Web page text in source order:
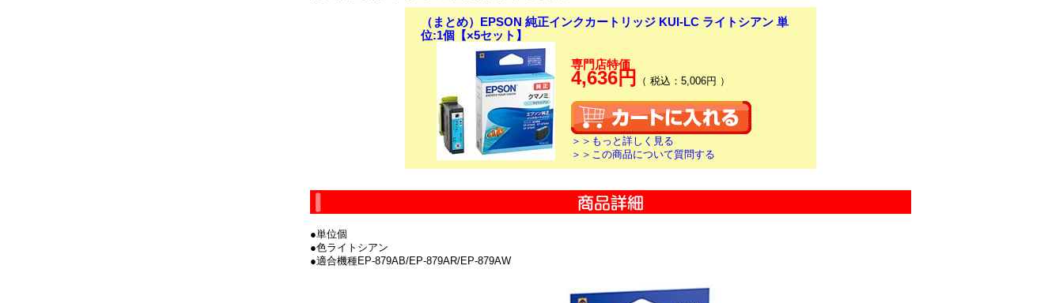
（まとめ）EPSON 純正インクカートリッジ KUI-LC ライトシアン 単
位:1個【×5セット】
専門店特価
4,636円 （ 税込：5,006円 ）
＞＞もっと詳しく見る
＞＞この商品について質問する
●単位個
●色ライトシアン
●適合機種EP-879AB/EP-879AR/EP-879AW